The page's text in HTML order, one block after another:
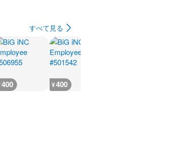
すべて見る
400 ¥400